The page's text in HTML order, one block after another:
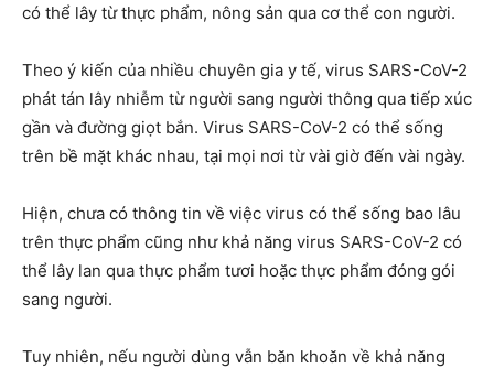
có thể lây từ thực phẩm, nông sản qua cơ thể con người.
Theo ý kiến của nhiều chuyên gia y tế, virus SARS-CoV-2
phát tán lây nhiễm từ người sang người thông qua tiếp xúc
gần và đường giọt bắn. Virus SARS-CoV-2 có thể sống
trên bề mặt khác nhau, tại mọi nơi từ vài giờ đến vài ngày.
Hiện, chưa có thông tin về việc virus có thể sống bao lâu
trên thực phẩm cũng như khả năng virus SARS-CoV-2 có
thể lây lan qua thực phẩm tươi hoặc thực phẩm đóng gói
sang người.
Tuy nhiên, nếu người dùng vẫn băn khoăn về khả năng